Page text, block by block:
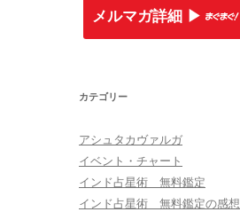
メルマガ詳細 ▶︎
カテゴリー
アシュタカヴァルガ
イベント・チャート
インド占星術 無料鑑定
インド占星術 無料鑑定の感想